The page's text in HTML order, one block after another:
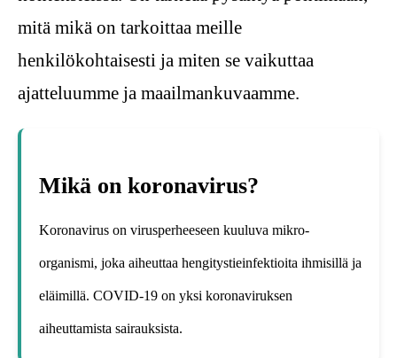
mitä mikä on tarkoittaa meille
henkilökohtaisesti ja miten se vaikuttaa
ajatteluumme ja maailmankuvaamme.
Mikä on koronavirus?
Koronavirus on virusperheeseen kuuluva mikro-
organismi, joka aiheuttaa hengitystieinfektioita ihmisillä ja
eläimillä. COVID-19 on yksi koronaviruksen
aiheuttamista sairauksista.